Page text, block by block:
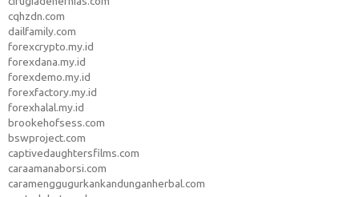
cqhzdn.com
dailfamily.com
forexcrypto.my.id
forexdana.my.id
forexdemo.my.id
forexfactory.my.id
forexhalal.my.id
brookehofsess.com
bswproject.com
captivedaughtersfilms.com
caraamanaborsi.com
caramenggugurkankandunganherbal.com